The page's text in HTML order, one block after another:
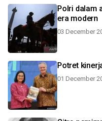
Polri dalam
era modern
03 December
Potret
01 December